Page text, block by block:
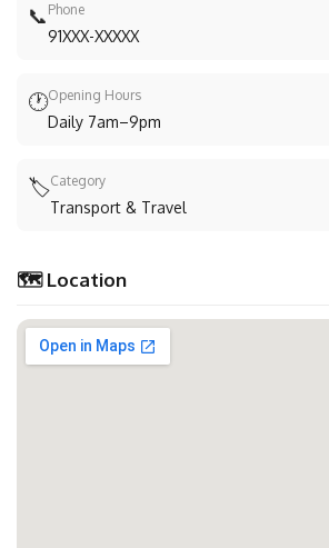
📞 Phone
91XXX-XXXXX
🕐Opening Hours
Daily 7am–9pm
🏷️Category
Transport & Travel
🗺️ Location